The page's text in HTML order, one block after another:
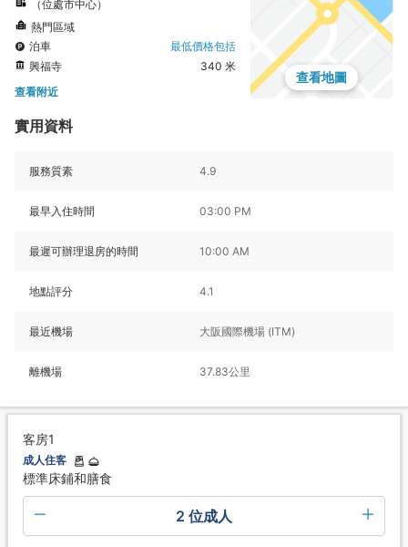
（位處市中心）
熱門區域
泊車
最低價格包括
興福寺
340 米
查看附近
查看地圖
實用資料
服務質素 4.9
最早入住時間 03:00 PM
最遲可辦理退房的時間 10:00 AM
地點評分 4.1
最近機場 大阪國際機場 (ITM)
離機場 37.83公里
客房1
成人住客
標準床鋪和膳食
2 位成人